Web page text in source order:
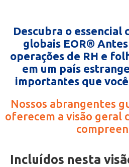
Descubra o essencial
globais EOR®
operações de RH e
em um país
importantes que
Nossos abrangentes
oferecem a visão geral
Incluídos nesta